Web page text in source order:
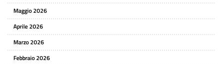
Maggio 2026
Aprile 2026
Marzo 2026
Febbraio 2026